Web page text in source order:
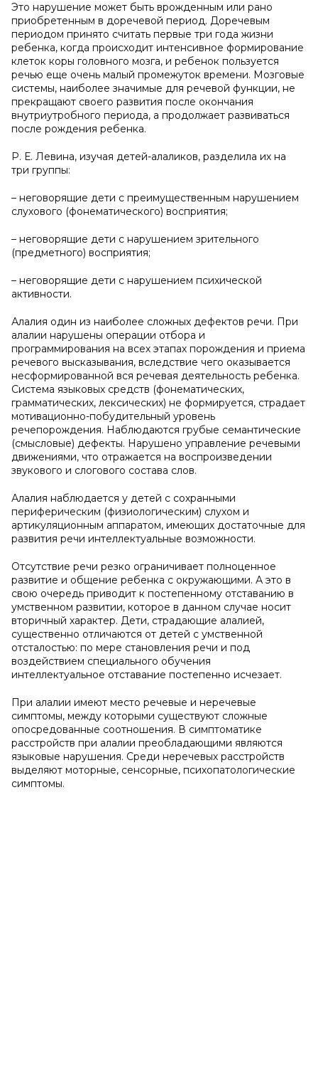
Это нарушение может быть врожденным или рано
приобретенным в доречевой период. Доречевым
периодом принято считать первые три года жизни
ребенка, когда происходит интенсивное формирование
клеток коры головного мозга, и ребенок пользуется
речью еще очень малый промежуток времени. Мозговые
системы, наиболее значимые для речевой функции, не
прекращают своего развития после окончания
внутриутробного периода, а продолжает развиваться
после рождения ребенка.
Р. Е. Левина, изучая детей-алаликов, разделила их на
три группы:
– неговорящие дети с преимущественным нарушением
слухового (фонематического) восприятия;
– неговорящие дети с нарушением зрительного
(предметного) восприятия;
– неговорящие дети с нарушением психической
активности.
Алалия один из наиболее сложных дефектов речи. При
алалии нарушены операции отбора и
программирования на всех этапах порождения и приема
речевого высказывания, вследствие чего оказывается
несформированной вся речевая деятельность ребенка.
Система языковых средств (фонематических,
грамматических, лексических) не формируется, страдает
мотивационно-побудительный уровень
речепорождения. Наблюдаются грубые семантические
(смысловые) дефекты. Нарушено управление речевыми
движениями, что отражается на воспроизведении
звукового и слогового состава слов.
Алалия наблюдается у детей с сохранными
периферическим (физиологическим) слухом и
артикуляционным аппаратом, имеющих достаточные для
развития речи интеллектуальные возможности.
Отсутствие речи резко ограничивает полноценное
развитие и общение ребенка с окружающими. А это в
свою очередь приводит к постепенному отставанию в
умственном развитии, которое в данном случае носит
вторичный характер. Дети, страдающие алалией,
существенно отличаются от детей с умственной
отсталостью: по мере становления речи и под
воздействием специального обучения
интеллектуальное отставание постепенно исчезает.
При алалии имеют место речевые и неречевые
симптомы, между которыми существуют сложные
опосредованные соотношения. В симптоматике
расстройств при алалии преобладающими являются
языковые нарушения. Среди неречевых расстройств
выделяют моторные, сенсорные, психопатологические
симптомы.